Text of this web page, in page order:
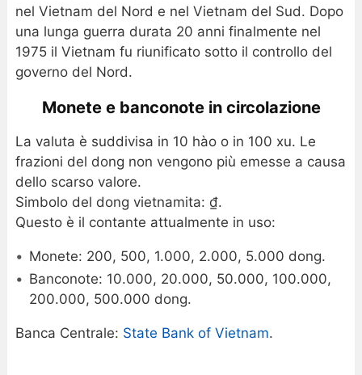
nel Vietnam del Nord e nel Vietnam del Sud. Dopo
una lunga guerra durata 20 anni finalmente nel
1975 il Vietnam fu riunificato sotto il controllo del
governo del Nord.
Monete e banconote in circolazione
La valuta è suddivisa in 10 hào o in 100 xu. Le
frazioni del dong non vengono più emesse a causa
dello scarso valore.
Simbolo del dong vietnamita: ₫.
Questo è il contante attualmente in uso:
Monete: 200, 500, 1.000, 2.000, 5.000 dong.
Banconote: 10.000, 20.000, 50.000, 100.000,
200.000, 500.000 dong.
Banca Centrale: State Bank of Vietnam.